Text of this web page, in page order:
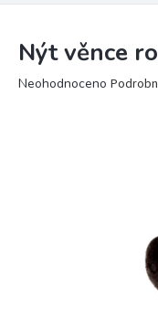
Nýt věnce
Průměrné
Neohodnoceno